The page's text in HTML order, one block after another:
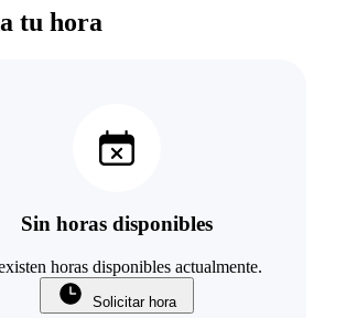
tu hora
Sin horas disponibles
horas disponibles actualmente.
Solicitar hora